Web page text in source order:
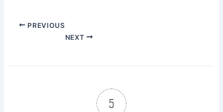
PREVIOUS
NEXT
5